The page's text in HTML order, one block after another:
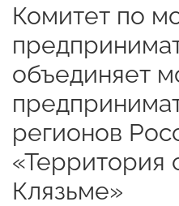
Комитет по
объединяет
регионов
«Территория
Клязьме»